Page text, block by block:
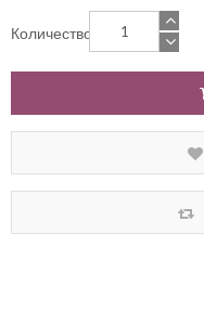
Количество